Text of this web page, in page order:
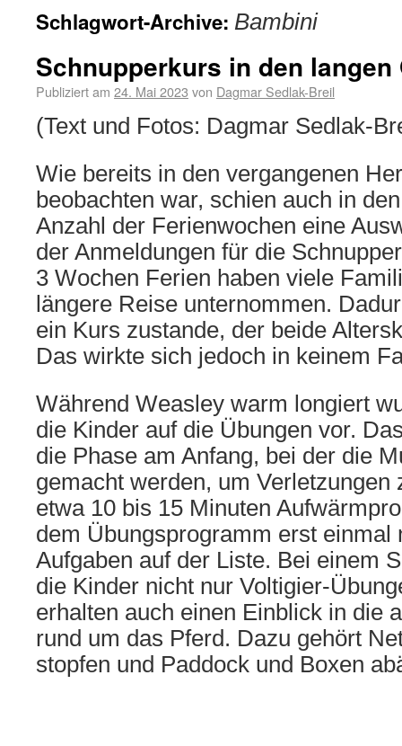
Schlagwort-Archive: Bambini
Schnupperkurs in den
Publiziert am 24. Mai 2023 von Dagmar Sedlak-Breil
(Text und Fotos: Dagmar Sedlak-
Wie bereits in den vergangenen
beobachten war, schien auch in
Anzahl der Ferienwochen eine
der Anmeldungen für die
3 Wochen Ferien haben viele
längere Reise unternommen.
ein Kurs zustande, der beide
Das wirkte sich jedoch in keinem
Während Weasley warm longiert
die Kinder auf die Übungen vor.
die Phase am Anfang, bei der die
gemacht werden, um Verletzungen
etwa 10 bis 15 Minuten
dem Übungsprogramm erst einmal
Aufgaben auf der Liste. Bei einem
die Kinder nicht nur Voltigier-
erhalten auch einen Einblick in die
rund um das Pferd. Dazu gehört
stopfen und Paddock und Boxen